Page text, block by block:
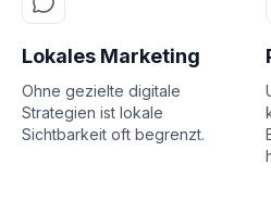
Lokales Marketing
Ohne gezielte digitale
Strategien ist lokale
Sichtbarkeit oft begrenzt.